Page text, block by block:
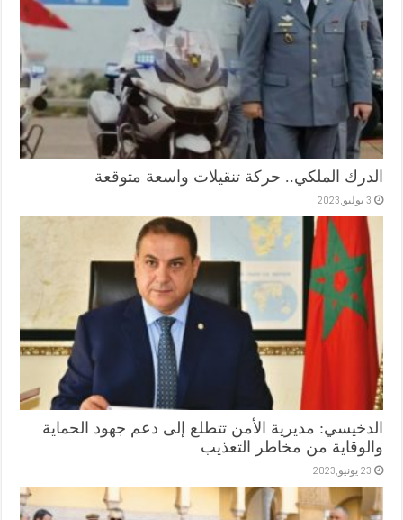
الدرك الملكي.. حركة تنقيلات واسعة متوقعة
3 يوليو,2023
الدخيسي: مديرية الأمن تتطلع إلى دعم جهود الحماية
والوقاية من مخاطر التعذيب
23 يونيو,2023